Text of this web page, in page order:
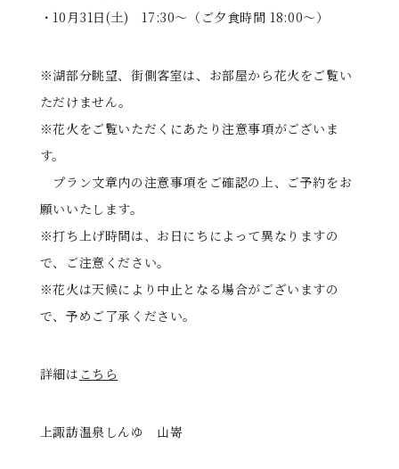
・10月31日(土) 17:30〜（ご夕食時間 18:00〜）
※湖部分眺望、街側客室は、お部屋から花火をご覧い
ただけません。
※花火をご覧いただくにあたり注意事項がございま
す。
プラン文章内の注意事項をご確認の上、ご予約をお
願いいたします。
※打ち上げ時間は、お日にちによって異なりますの
で、ご注意ください。
※花火は天候により中止となる場合がございますの
で、予めご了承ください。
詳細は こちら
上諏訪温泉しんゆ 山嵜